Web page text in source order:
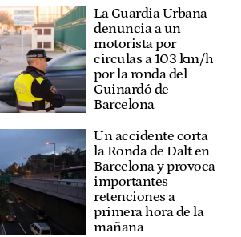
La Guardia Urbana
denuncia a un
motorista por
circulas a 103 km/h
por la ronda del
Guinardó de
Barcelona
Un accidente corta
la Ronda de Dalt en
Barcelona y provoca
importantes
retenciones a
primera hora de la
mañana